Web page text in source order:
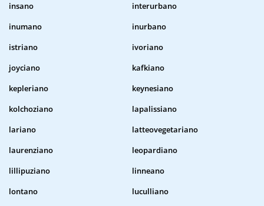
insano
interurbano
inumano
inurbano
istriano
ivoriano
joyciano
kafkiano
kepleriano
keynesiano
kolchoziano
lapalissiano
lariano
latteovegetariano
laurenziano
leopardiano
lillipuziano
linneano
lontano
luculliano